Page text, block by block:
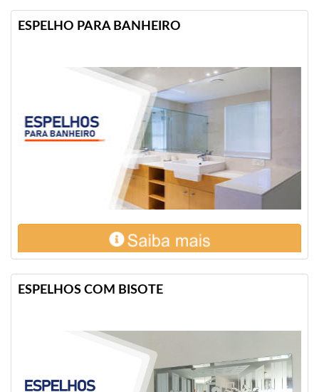
ESPELHO PARA BANHEIRO
ESPELHOS COM BISOTE